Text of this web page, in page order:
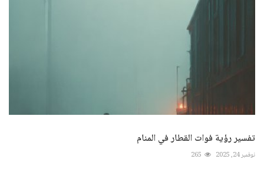
تفسير رؤية فوات القطار في المنام
نوفمبر 24, 2025 265